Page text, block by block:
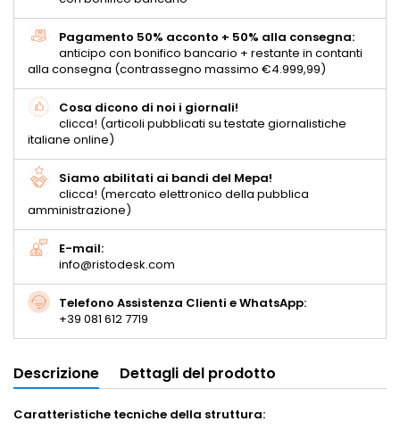
Pagamento 50% acconto + 50% alla consegna:
anticipo con bonifico bancario + restante in contanti
alla consegna (contrassegno massimo €4.999,99)
Cosa dicono di noi i giornali!
clicca! (articoli pubblicati su testate giornalistiche
italiane online)
Siamo abilitati ai bandi del Mepa!
clicca! (mercato elettronico della pubblica
amministrazione)
E-mail:
info@ristodesk.com
Telefono Assistenza Clienti e WhatsApp:
+39 081 612 7719
Descrizione Dettagli del prodotto
Caratteristiche tecniche della struttura: